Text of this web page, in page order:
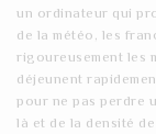
un ordinateur qui
de la météo, les
rigoureusement les
déjeunent
pour ne pas perdre
là et de la densité